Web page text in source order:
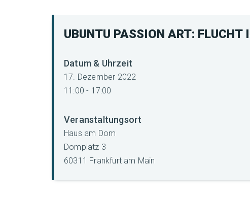
UBUNTU PASSION ART:
Datum & Uhrzeit
17. Dezember 2022
11:00 - 17:00
Veranstaltungsort
Haus am Dom
Domplatz 3
60311 Frankfurt am Main